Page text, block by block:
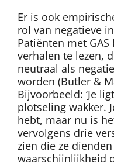
Er is ook
rol van negatieve
Patiënten met
verhalen te lezen,
neutraal als
worden (Butler &
Bijvoorbeeld: ‘Je
plotseling wakker.
hebt, maar nu is
vervolgens drie
zien die ze
waarschijnlijkheid